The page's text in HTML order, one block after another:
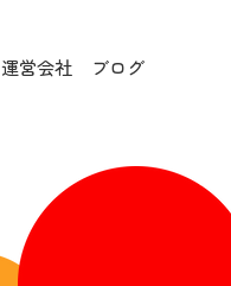
運営会社 ブログ